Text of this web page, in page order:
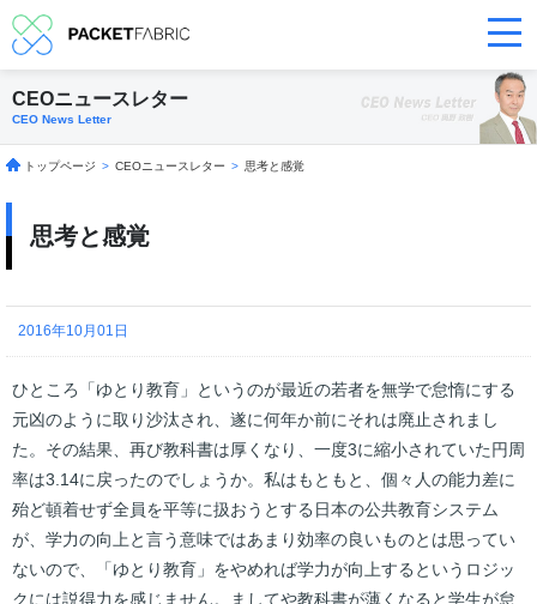
CEOニュースレター
CEO News Letter
トップページ > CEOニュースレター > 思考と感覚
思考と感覚
2016年10月01日
ひところ「ゆとり教育」というのが最近の若者を無学で怠惰にする
元凶のように取り沙汰され、遂に何年か前にそれは廃止されまし
た。その結果、再び教科書は厚くなり、一度3に縮小されていた円周
率は3.14に戻ったのでしょうか。私はもともと、個々人の能力差に
殆ど頓着せず全員を平等に扱おうとする日本の公共教育システム
が、学力の向上と言う意味ではあまり効率の良いものとは思ってい
ないので、「ゆとり教育」をやめれば学力が向上するというロジッ
クには説得力を感じません。ましてや教科書が薄くなると学生が怠